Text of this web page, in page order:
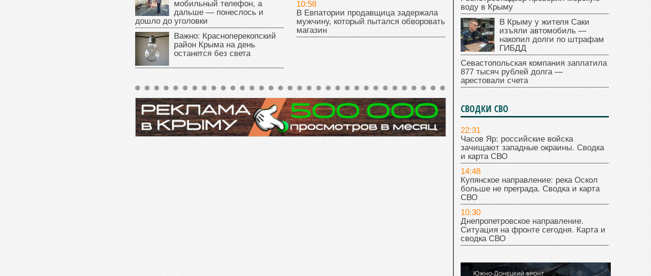
мобильный телефон, а
дальше — понеслось и
дошло до уголовки
Важно: Красноперекопский
район Крыма на день
останется без света
10:58
В Евпатории продавщица задержала
мужчину, который пытался обворовать
магазин
воду в Крыму
В Крыму у жителя Саки
изъяли автомобиль —
накопил долги по штрафам
ГИБДД
Севастопольская компания заплатила
877 тысяч рублей долга —
арестовали счета
СВОДКИ СВО
22:31
Часов Яр: российские войска
зачищают западные окраины. Сводка
и карта СВО
14:48
Купянское направление: река Оскол
больше не преграда. Сводка и карта
СВО
10:30
Днепропетровское направление.
Ситуация на фронте сегодня. Карта и
сводка СВО